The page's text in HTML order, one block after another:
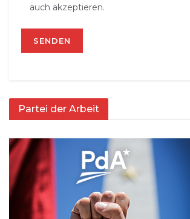
auch akzeptieren.
Partei der Arbeit